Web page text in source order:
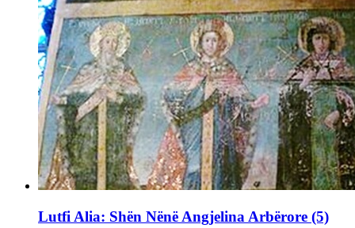
Lutfi Alia: Shën Nënë Angjelina Arbërore (5)